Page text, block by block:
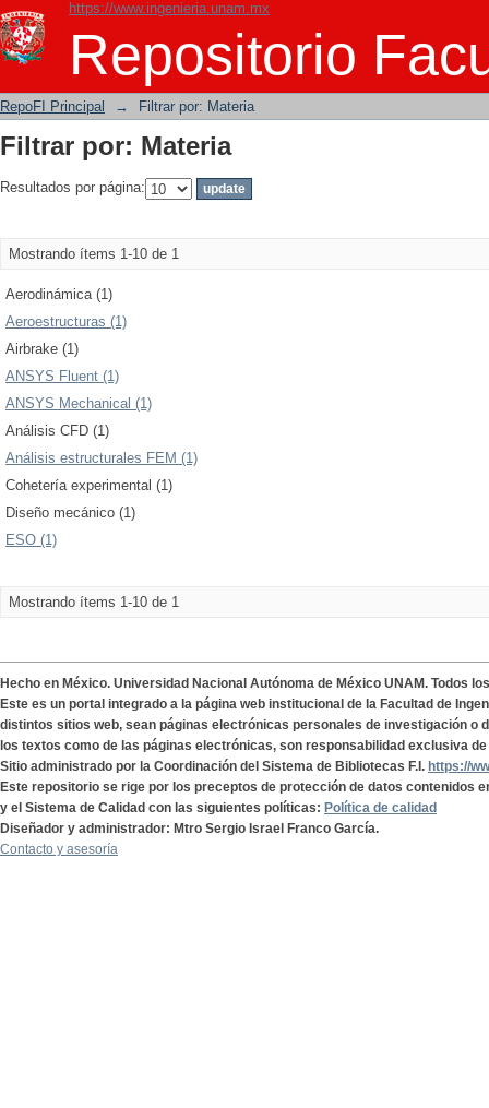
https://www.ingenieria.unam.mx
Repositorio
Filtrar por: Materia
RepoFI Principal → Filtrar por: Materia
Filtrar por: Materia
Resultados por página:
Mostrando ítems 1-10 de 1
Aerodinámica (1)
Aeroestructuras (1)
Airbrake (1)
ANSYS Fluent (1)
ANSYS Mechanical (1)
Análisis CFD (1)
Análisis estructurales FEM (1)
Cohetería experimental (1)
Diseño mecánico (1)
ESO (1)
Mostrando ítems 1-10 de 1
Hecho en México. Universidad Nacional Autónoma de México UNAM. Todos
Este es un portal integrado a la página web institucional de la Facultad de
distintos sitios web, sean páginas electrónicas personales de investigación o
los textos como de las páginas electrónicas, son responsabilidad exclusiva
Sitio administrado por la Coordinación del Sistema de Bibliotecas F.I. https://
Este repositorio se rige por los preceptos de protección de datos contenidos
y el Sistema de Calidad con las siguientes políticas: Política de calidad
Diseñador y administrador: Mtro Sergio Israel Franco García.
Contacto y asesoría